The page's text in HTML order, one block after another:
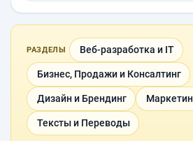
РАЗДЕЛЫ Веб-разработка и IT
Бизнес, Продажи и Консалтинг
Дизайн и Брендинг
Тексты и Переводы